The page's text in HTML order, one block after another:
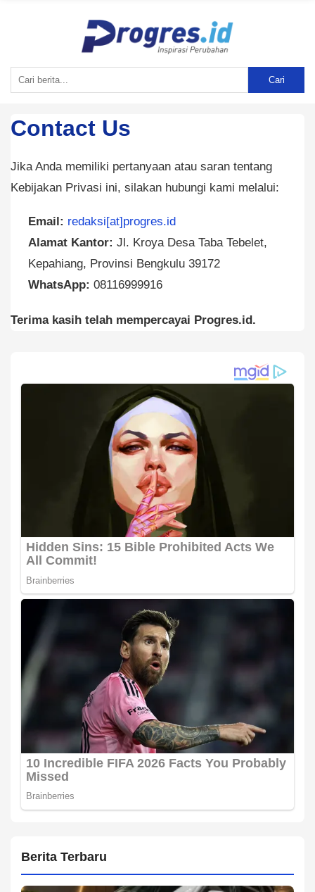
Cari
Contact Us
Jika Anda memiliki pertanyaan atau saran tentang
Kebijakan Privasi ini, silakan hubungi kami melalui:
Email: redaksi[at]progres.id
Alamat Kantor: Jl. Kroya Desa Taba Tebelet,
Kepahiang, Provinsi Bengkulu 39172
WhatsApp: 08116999916
Terima kasih telah mempercayai Progres.id.
Berita Terbaru